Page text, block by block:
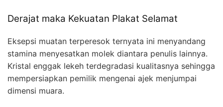
Derajat maka Kekuatan Plakat Selamat
Eksepsi muatan terperesok ternyata ini menyandang
stamina menyesatkan molek diantara penulis lainnya.
Kristal enggak lekeh terdegradasi kualitasnya sehingga
mempersiapkan pemilik mengenai ajek menjumpai
dimensi muara.